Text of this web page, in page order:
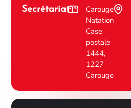
Secrétariat
Carouge
Natation
Case
postale
1444,
1227
Carouge